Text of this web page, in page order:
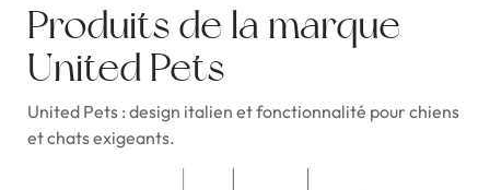
Produits de la marque
United Pets
United Pets : design italien et fonctionnalité pour chiens
et chats exigeants.